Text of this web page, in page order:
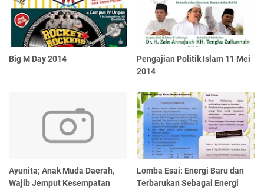
Big M Day 2014
Pengajian Politik Islam 11 Mei
2014
Ayunita; Anak Muda Daerah,
Wajib Jemput Kesempatan
Lomba Esai: Energi Baru dan
Terbarukan Sebagai Energi